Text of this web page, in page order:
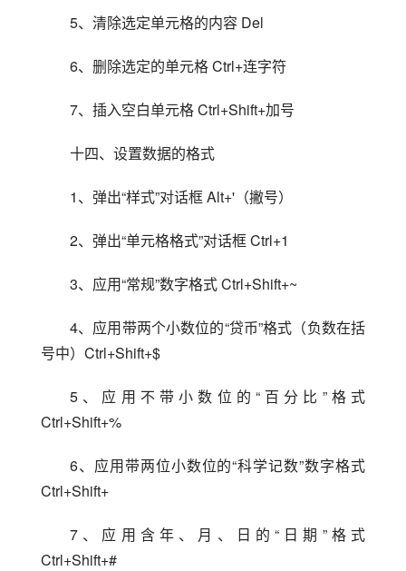
5、清除选定单元格的内容 Del
6、删除选定的单元格 Ctrl+连字符
7、插入空白单元格 Ctrl+Shift+加号
十四、设置数据的格式
1、弹出“样式”对话框 Alt+'（撇号）
2、弹出“单元格格式”对话框 Ctrl+1
3、应用“常规”数字格式 Ctrl+Shift+~
4、应用带两个小数位的“贷币”格式（负数在括
号中）Ctrl+Shift+$
5、应用不带小数位的“百分比”格式
Ctrl+Shift+%
6、应用带两位小数位的“科学记数”数字格式
Ctrl+Shift+
7、应用含年、月、日的“日期”格式
Ctrl+Shift+#